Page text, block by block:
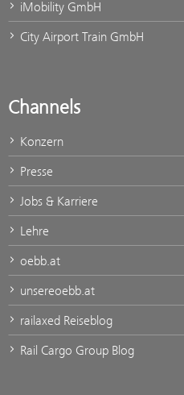
iMobility GmbH
City Airport Train GmbH
Channels
Konzern
Presse
Jobs & Karriere
Lehre
oebb.at
unsereoebb.at
railaxed Reiseblog
Rail Cargo Group Blog